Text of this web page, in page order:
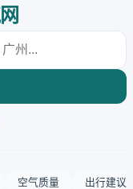
空气质量 出行建议